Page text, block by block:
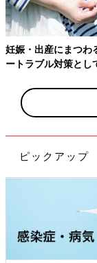
高橋 そうですね
みにしてくださる
りたいけど、高く
札幌市の産後ケア
す。
とはいっても、
グで支援協力も
とができました。
健師など専門家
ィングを通して、
よ」と言っても
ママだけでな
所に
妊娠・出産にまつわ
ートラブル対策とし
ピックアップ